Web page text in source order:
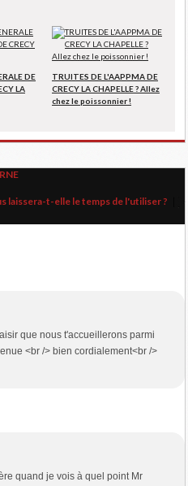
DE
LA
TRUITES DE L'AAPPMA DE
CRECY LA CHAPELLE ? Allez
chez le poissonnier !
laissera-t-elle le temps de l'utiliser ?
que nous t'accueillerons parmi
<br /> bien cordialement<br />
quand je vois à quel point Mr